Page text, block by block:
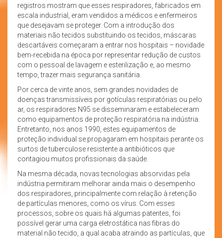
registros mostram que esses respiradores, fabricados em
escala industrial, eram vendidos a médicos e enfermeiros
que desejavam se proteger. Com a introdução dos
materiais não tecidos substituindo os tecidos, máscaras
descartáveis começaram a entrar nos hospitais – novidade
bem-recebida na época por representar redução de custos
com o pessoal de lavagem e esterilização e, ao mesmo
tempo, trazer mais segurança sanitária.
Por cerca de vinte anos, sem grandes novidades de
doenças transmissíveis por gotículas respiratórias ou pelo
ar, os respiradores N95 se disseminaram e estabeleceram
como equipamentos de proteção respiratória na indústria.
Entretanto, nos anos 1990, estes equipamentos de
proteção individual se propagaram em hospitais perante os
surtos de tuberculose resistente a antibióticos que
contagiou muitos profissionais da saúde.
Na mesma década, novas tecnologias absorvidas pela
indústria permitiram melhorar ainda mais o desempenho
dos respiradores, principalmente com relação à retenção
de partículas menores, como os vírus. Com esses
processos, sobre os quais há algumas patentes, foi
possível gerar uma carga eletrostática nas fibras do
material não tecido, a qual acaba atraindo as partículas, que